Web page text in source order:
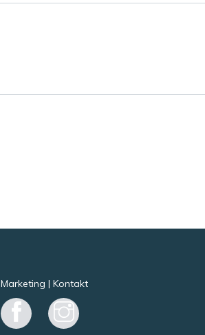
Marketing |Kontakt
FacebookInstagram